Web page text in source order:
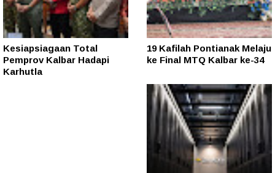
Kesiapsiagaan Total
Pemprov Kalbar Hadapi
Karhutla
19 Kafilah Pontianak Melaju
ke Final MTQ Kalbar ke-34